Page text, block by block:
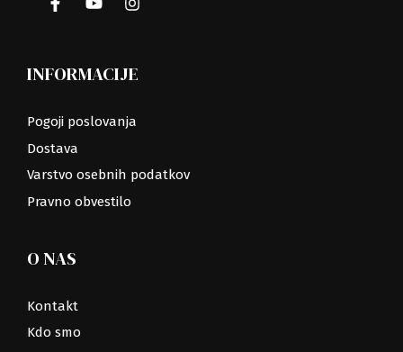
INFORMACIJE
Pogoji poslovanja
Dostava
Varstvo osebnih podatkov
Pravno obvestilo
O NAS
Kontakt
Kdo smo